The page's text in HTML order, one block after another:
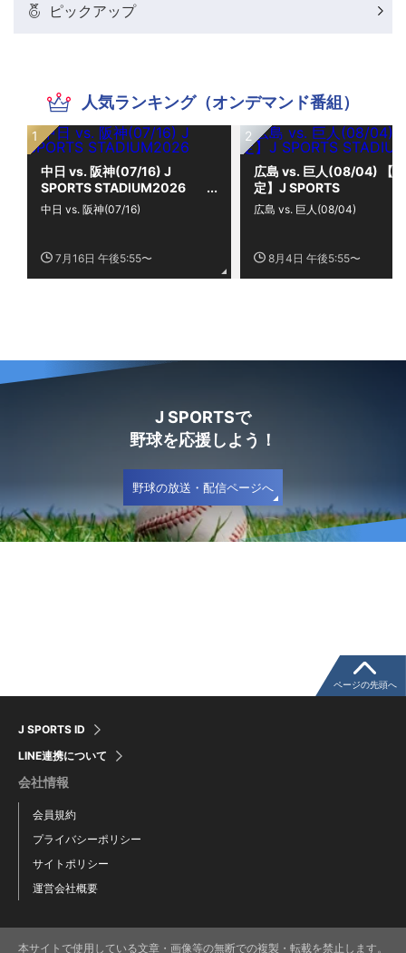
ピックアップ
人気ランキング（オンデマンド番組）
中日 vs. 阪神(07/16) J
SPORTS STADIUM2026
7月16日 午後5:55〜
中日 vs. 阪神(07/16)
広島 vs. 巨人(08/04) 【限
定】J SPORTS
STADIUM2026
8月4日 午後5:55〜
広島 vs. 巨人(08/04)
J SPORTSで
野球を応援しよう！
野球の放送・配信ページへ
J SPORTS ID
LINE連携について
会社情報
会員規約
プライバシーポリシー
サイトポリシー
運営会社概要
ページの先頭へ
本サイトで使用している文章・画像等の無断での複製・転載を禁止します。